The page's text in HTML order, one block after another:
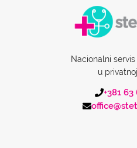
Nacionalni
u
+381